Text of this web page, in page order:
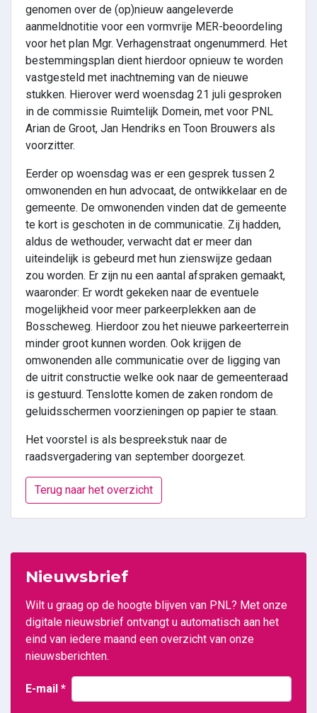
genomen over de (op)nieuw aangeleverde
aanmeldnotitie voor een vormvrije MER-beoordeling
voor het plan Mgr. Verhagenstraat ongenummerd. Het
bestemmingsplan dient hierdoor opnieuw te worden
vastgesteld met inachtneming van de nieuwe
stukken. Hierover werd woensdag 21 juli gesproken
in de commissie Ruimtelijk Domein, met voor PNL
Arian de Groot, Jan Hendriks en Toon Brouwers als
voorzitter.
Eerder op woensdag was er een gesprek tussen 2
omwonenden en hun advocaat, de ontwikkelaar en de
gemeente. De omwonenden vinden dat de gemeente
te kort is geschoten in de communicatie. Zij hadden,
aldus de wethouder, verwacht dat er meer dan
uiteindelijk is gebeurd met hun zienswijze gedaan
zou worden. Er zijn nu een aantal afspraken gemaakt,
waaronder: Er wordt gekeken naar de eventuele
mogelijkheid voor meer parkeerplekken aan de
Bosscheweg. Hierdoor zou het nieuwe parkeerterrein
minder groot kunnen worden. Ook krijgen de
omwonenden alle communicatie over de ligging van
de uitrit constructie welke ook naar de gemeenteraad
is gestuurd. Tenslotte komen de zaken rondom de
geluidsschermen voorzieningen op papier te staan.
Het voorstel is als bespreekstuk naar de
raadsvergadering van september doorgezet.
Terug naar het overzicht
Nieuwsbrief
Wilt u graag op de hoogte blijven van PNL? Met onze
digitale nieuwsbrief ontvangt u automatisch aan het
eind van iedere maand een overzicht van onze
nieuwsberichten.
E-mail *